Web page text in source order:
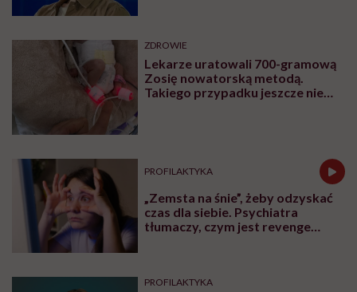
ZDROWIE
Lekarze uratowali 700-gramową
Zosię nowatorską metodą.
Takiego przypadku jeszcze nie
PROFILAKTYKA
„Zemsta na śnie”, żeby odzyskać
czas dla siebie. Psychiatra
tłumaczy, czym jest revenge
PROFILAKTYKA